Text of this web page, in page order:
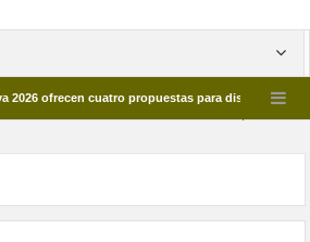
cuatro propuestas para disfrutar del deporte